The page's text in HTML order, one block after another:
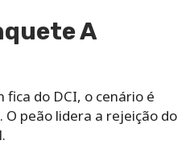
A
fica do DCI, o cenário é
peão lidera a rejeição do